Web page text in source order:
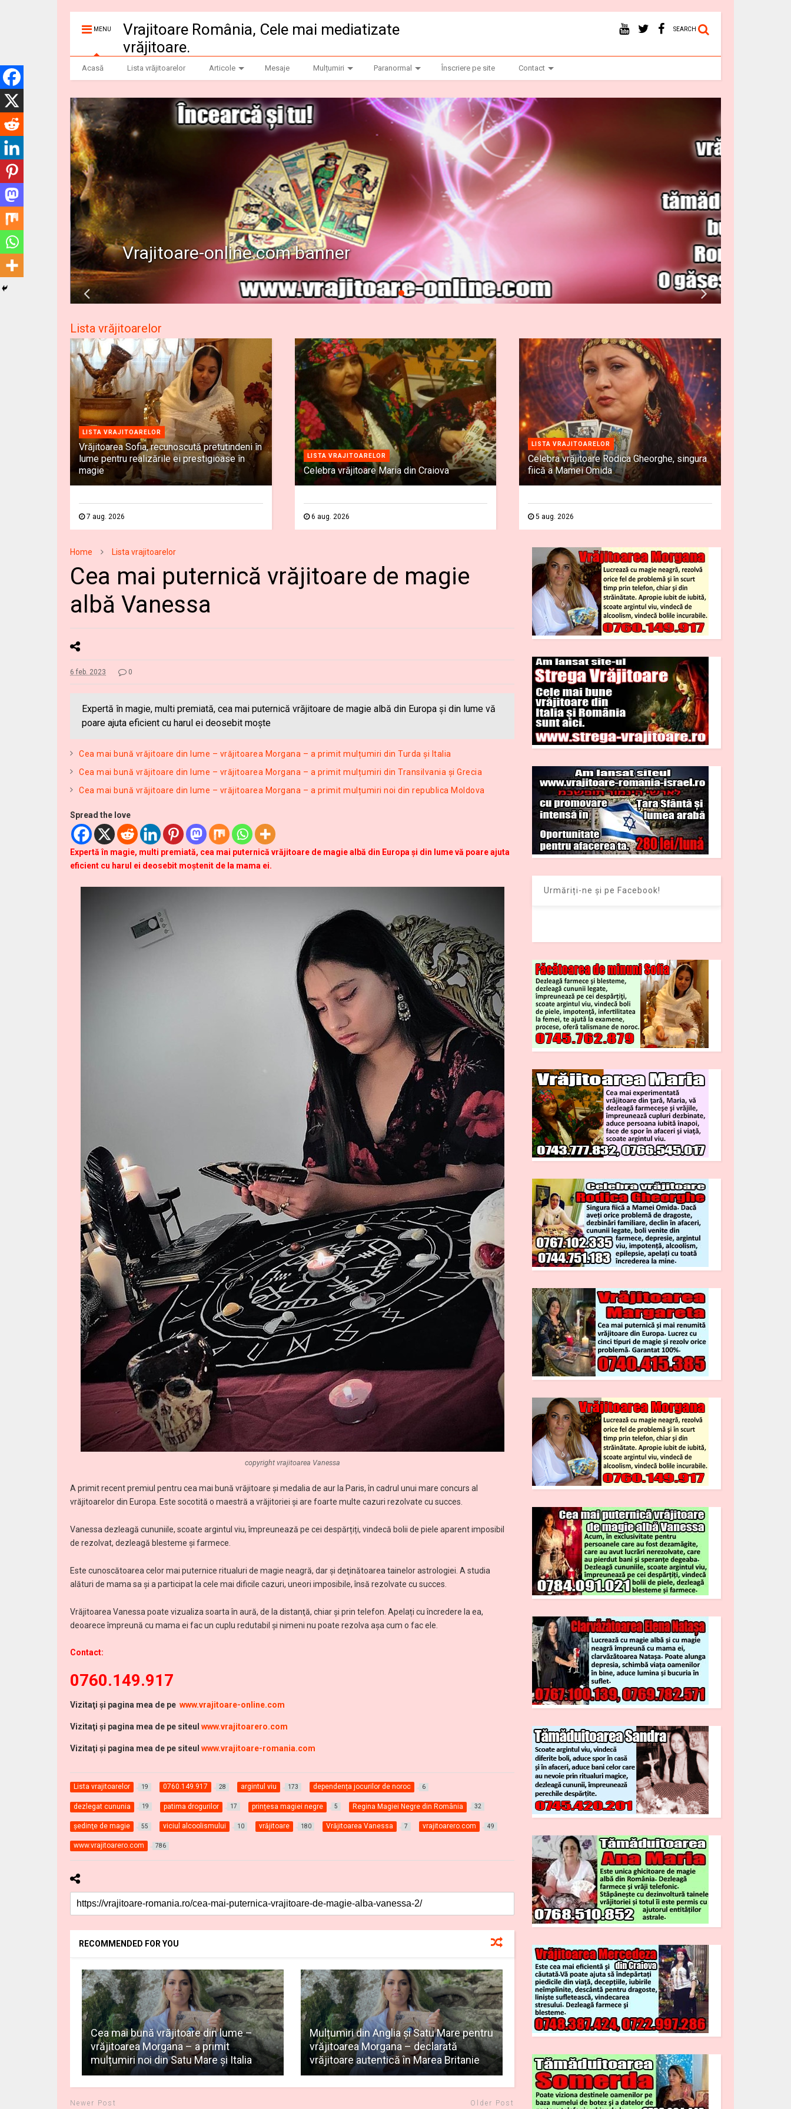
MENU
Vrajitoare România, Cele mai mediatizate
vrăjitoare.
SEARCH
Acasă Lista vrăjitoarelor Articole Mesaje Mulțumiri Paranormal Înscriere pe site Contact
Vrajitoare-online.com banner
Lista vrăjitoarelor
LISTA VRAJITOARELOR
Vrăjitoarea Sofia, recunoscută pretutindeni în
lume pentru realizările ei prestigioase în
magie
7 aug. 2026
LISTA VRAJITOARELOR
Celebra vrăjitoare Maria din Craiova
6 aug. 2026
LISTA VRAJITOARELOR
Celebra vrăjitoare Rodica Gheorghe, singura
fiică a Mamei Omida
5 aug. 2026
Home Lista vrajitoarelor
Cea mai puternică vrăjitoare de magie
albă Vanessa
6 feb. 2023 0
Expertă în magie, multi premiată, cea mai puternică vrăjitoare de magie albă din Europa și din lume vă
poare ajuta eficient cu harul ei deosebit moște
Cea mai bună vrăjitoare din lume – vrăjitoarea Morgana – a primit mulțumiri din Turda și Italia
Cea mai bună vrăjitoare din lume – vrăjitoarea Morgana – a primit mulțumiri din Transilvania și Grecia
Cea mai bună vrăjitoare din lume – vrăjitoarea Morgana – a primit mulțumiri noi din republica Moldova
Spread the love
Expertă în magie, multi premiată, cea mai puternică vrăjitoare de magie albă din Europa și din lume vă poare ajuta
eficient cu harul ei deosebit moștenit de la mama ei.
copyright vrajitoarea Vanessa
A primit recent premiul pentru cea mai bună vrăjitoare și medalia de aur la Paris, în cadrul unui mare concurs al
vrăjitoarelor din Europa. Este socotită o maestră a vrăjitoriei și are foarte multe cazuri rezolvate cu succes.
Vanessa dezleagă cununiile, scoate argintul viu, împreunează pe cei despărțiți, vindecă bolii de piele aparent imposibil
de rezolvat, dezleagă blesteme și farmece.
Este cunoscătoarea celor mai puternice ritualuri de magie neagră, dar și deţinătoarea tainelor astrologiei. A studia
alături de mama sa și a participat la cele mai dificile cazuri, uneori imposibile, însă rezolvate cu succes.
Vrăjitoarea Vanessa poate vizualiza soarta în aură, de la distanţă, chiar şi prin telefon. Apelați cu încredere la ea,
deoarece împreună cu mama ei fac un cuplu redutabil și nimeni nu poate rezolva așa cum o fac ele.
Contact:
0760.149.917
Vizitaţi şi pagina mea de pewww.vrajitoare-online.com
Vizitaţi şi pagina mea de pe siteulwww.vrajitoarero.com
Vizitaţi şi pagina mea de pe siteulwww.vrajitoare-romania.com
Lista vrajitoarelor 19 0760.149.917 28 argintul viu 173 dependența jocurilor de noroc 6
dezlegat cununia 19 patima drogurilor 17 prințesa magiei negre 5 Regina Magiei Negre din România 32
şedinţe de magie 55 viciul alcoolismului 10 vrăjitoare 180 Vrăjitoarea Vanessa 7 vrajitoarero.com 49
www.vrajitoarero.com 786
RECOMMENDED FOR YOU
Cea mai bună vrăjitoare din lume –
vrăjitoarea Morgana – a primit
mulțumiri noi din Satu Mare și Italia
Mulțumiri din Anglia și Satu Mare pentru
vrăjitoarea Morgana – declarată
vrăjitoare autentică în Marea Britanie
Newer Post Older Post
Urmăriți-ne și pe Facebook!